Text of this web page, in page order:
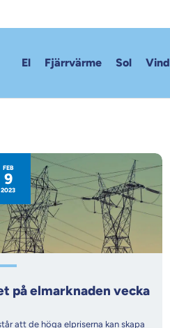
El Fjärrvärme Sol Vind
FEB
9
2023
på elmarknaden vecka
att de höga elpriserna kan skapa